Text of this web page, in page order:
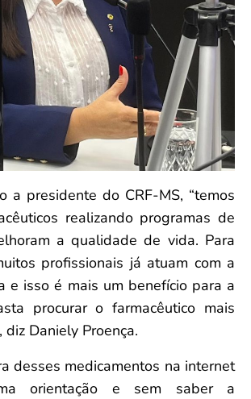
a presidente do CRF-MS, “temos
realizando programas de
a qualidade de vida. Para
profissionais já atuam com a
e isso é mais um benefício para a
procurar o farmacêutico mais
diz Daniely Proença.
desses medicamentos na internet
orientação e sem saber a